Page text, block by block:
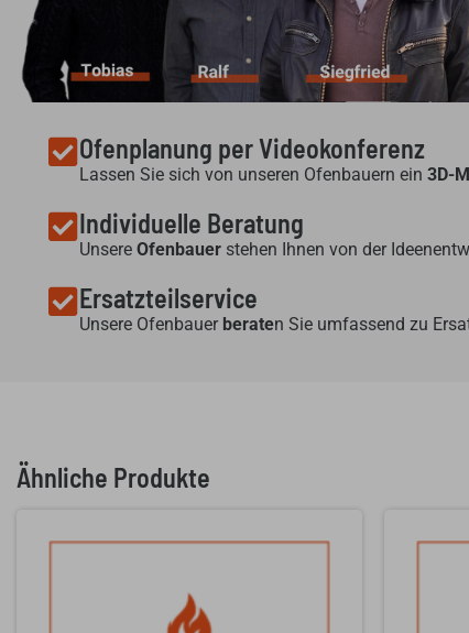
Ofenplanung per Videokonferenz
Lassen Sie sich von unseren Ofenbauern ein 3D-
Individuelle Beratung
Unsere Ofenbauer stehen Ihnen von der
Ersatzteilservice
Unsere Ofenbauer beraten Sie umfassend zu
Ähnliche Produkte